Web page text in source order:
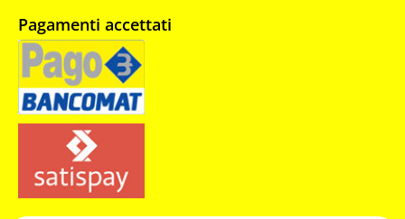
Pagamenti accettati